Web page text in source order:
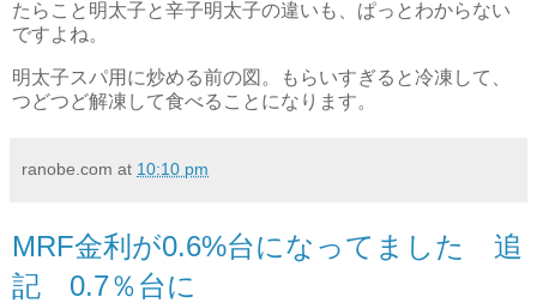
たらこと明太子と辛子明太子の違いも、ぱっとわからない
ですよね。
明太子スパ用に炒める前の図。もらいすぎると冷凍して、
つどつど解凍して食べることになります。
ranobe.com at 10:10 pm
MRF金利が0.6%台になってました 追
記 0.7％台に